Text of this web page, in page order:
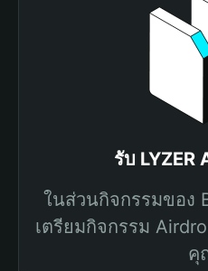
รับ LYZER
ในส่วนกิจกรรมของ
เตรียมกิจกรรม
คุ